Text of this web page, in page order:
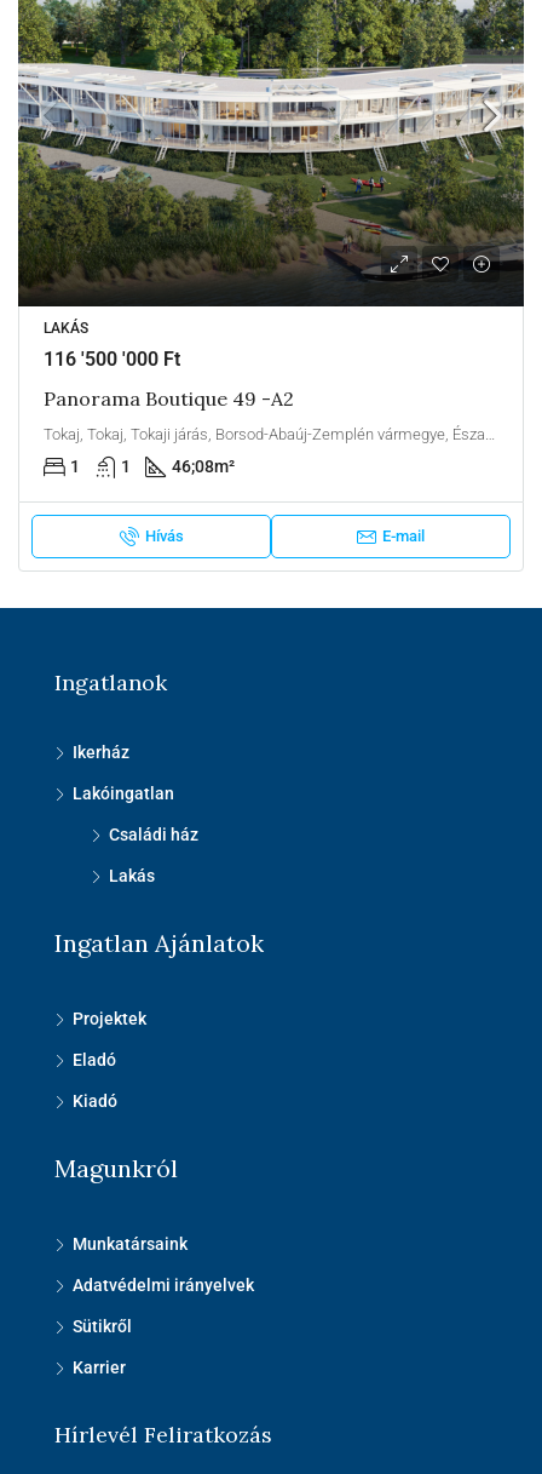
LAKÁS
116 '500 '000 Ft
Panorama Boutique 49 -A2
Tokaj, Tokaj, Tokaji járás, Borsod-Abaúj-Zemplén vármegye, Észak-Magyarország, Alföld és Észak, Magyarország
1 1 46;08m²
Hívás E-mail
Ingatlanok
Ikerház
Lakóingatlan
Családi ház
Lakás
Ingatlan Ajánlatok
Projektek
Eladó
Kiadó
Magunkról
Munkatársaink
Adatvédelmi irányelvek
Sütikről
Karrier
Hírlevél Feliratkozás